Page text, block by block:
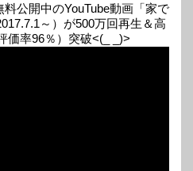
公開中のYouTube動画「家で
～）が500万回再生＆高
価率96％）突破<(_ _)>